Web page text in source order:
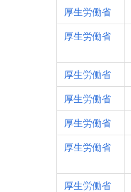
厚生労働省
厚生労働省
厚生労働省
厚生労働省
厚生労働省
厚生労働省
厚生労働省